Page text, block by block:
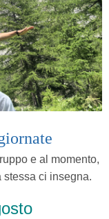
e al momento,
stessa ci insegna.